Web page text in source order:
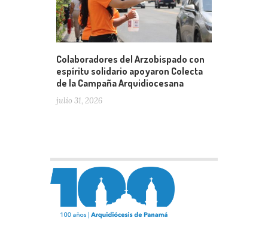
Colaboradores del Arzobispado con
espíritu solidario apoyaron Colecta
de la Campaña Arquidiocesana
julio 31, 2026